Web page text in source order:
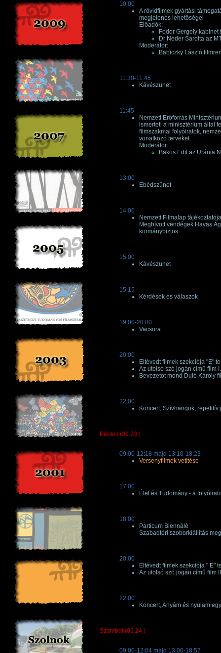
10:00
A rövidfilmek gyártási
megjelenés lehetőségei
Előadók:
Fodor Gergely
Dr Néder Sarolta az
Moderátor:
Babiczky László
11:30-11:45
Kávészünet
11:45
Nemzeti Erőforrás
ismerteti a minisztérium által
filmszakmai folyóiratok,
vonatkozó terveket.
Moderátor:
Bakos Edit az Uránia
13:00
Ebédszünet
14:00
Nemzeti Filmalap tájékoztatója
Meghívott vendégek Havas
kormánybiztos
15:00
Kávészünet
15:15
Kérdések és válaszok
19:00-20:00
Vacsora
20:00
Eltévedt filmek szekciója "E"
Az utolsó szó jogán című film
Bevezetőt mond Duló Károly
22:00
Koncert, Szívhangok, repetitív
Péntek (09.23.)
09:00-12:18 majd 13:10-18:23
Versenyfilmek vetítése
17:00
Élet és Tudomány - a
18:00
Particum Biennálé
Szabadtéri szoborkiállítás
20:00
Eltévedt filmek szekciója " E"
Az utolsó szó jogán című film
22:00
Koncert, Anyám és nyulam
Szombat (09.24.)
09:00-12:04 majd 13:00-18:57